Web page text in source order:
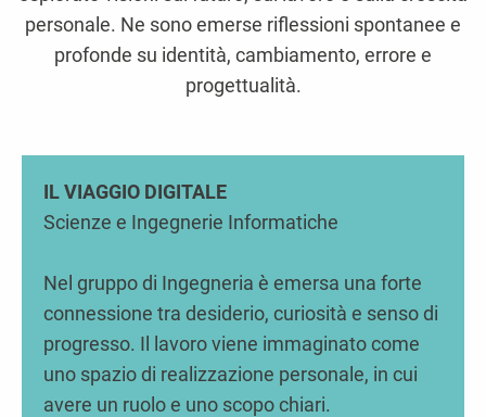
personale. Ne sono emerse riflessioni spontanee e
profonde su identità, cambiamento, errore e
progettualità.
IL VIAGGIO DIGITALE
Scienze e Ingegnerie Informatiche
Nel gruppo di Ingegneria è emersa una forte
connessione tra desiderio, curiosità e senso di
progresso. Il lavoro viene immaginato come
uno spazio di realizzazione personale, in cui
avere un ruolo e uno scopo chiari.